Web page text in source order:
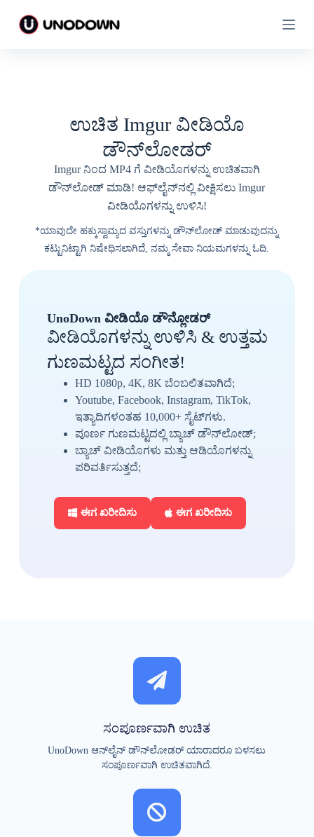
ಷಷ
ಉಚಿತ Imgur ವೀಡಿಯೊ
ಡೌನ್‌ಲೋಡರ್
Imgur ನಿಂದ MP4 ಗೆ ವೀಡಿಯೊಗಳನ್ನು ಉಚಿತವಾಗಿ
ಡೌನ್‌ಲೋಡ್ ಮಾಡಿ! ಆಫ್‌ಲೈನ್‌ನಲ್ಲಿ ವೀಕ್ಷಿಸಲು Imgur
ವೀಡಿಯೊಗಳನ್ನು ಉಳಿಸಿ!
*ಯಾವುದೇ ಹಕ್ಕುಸ್ವಾಮ್ಯದ ವಸ್ತುಗಳನ್ನು ಡೌನ್‌ಲೋಡ್ ಮಾಡುವುದನ್ನು
ಕಟ್ಟುನಿಟ್ಟಾಗಿ ನಿಷೇಧಿಸಲಾಗಿದೆ, ನಮ್ಮ ಸೇವಾ ನಿಯಮಗಳನ್ನು ಓದಿ.
UnoDown ವೀಡಿಯೊ ಡೌನ್ಲೋಡರ್
ವೀಡಿಯೊಗಳನ್ನು ಉಳಿಸಿ & ಉತ್ತಮ
ಗುಣಮಟ್ಟದ ಸಂಗೀತ!
HD 1080p, 4K, 8K ಬೆಂಬಲಿತವಾಗಿದೆ;
Youtube, Facebook, Instagram, TikTok,
ಇತ್ಯಾದಿಗಳಂತಹ 10,000+ ಸೈಟ್‌ಗಳು.
ಪೂರ್ಣ ಗುಣಮಟ್ಟದಲ್ಲಿ ಬ್ಯಾಚ್ ಡೌನ್‌ಲೋಡ್;
ಬ್ಯಾಚ್ ವೀಡಿಯೊಗಳು ಮತ್ತು ಆಡಿಯೊಗಳನ್ನು
ಪರಿವರ್ತಿಸುತ್ತದೆ;
ಈಗ ಖರೀದಿಸು ಈಗ ಖರೀದಿಸು
ಸಂಪೂರ್ಣವಾಗಿ ಉಚಿತ
UnoDown ಆನ್‌ಲೈನ್ ಡೌನ್‌ಲೋಡರ್ ಯಾರಾದರೂ ಬಳಸಲು
ಸಂಪೂರ್ಣವಾಗಿ ಉಚಿತವಾಗಿದೆ.